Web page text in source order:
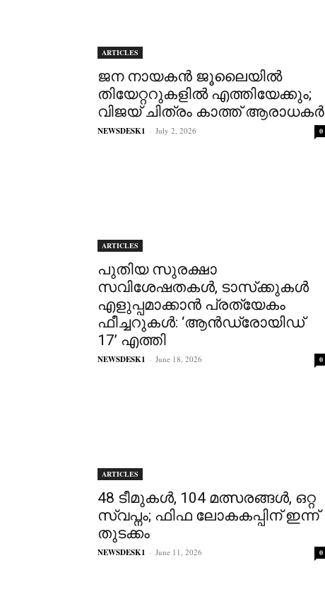
ARTICLES
ജന നായകന്‍ ജൂലൈയില്‍
തിയേറ്ററുകളില്‍ എത്തിയേക്കും;
വിജയ്‌ ചിത്രം കാത്ത് ആരാധകര്‍
NEWSDESK1 - July 2, 2026 0
ARTICLES
പുതിയ സുരക്ഷാ
സവിശേഷതകൾ, ടാസ്‌ക്കുകൾ
എളുപ്പമാക്കാൻ പ്രത്യേകം
ഫീച്ചറുകൾ: ‘ആൻഡ്രോയിഡ്
17’ എത്തി
NEWSDESK1 - June 18, 2026 0
ARTICLES
48 ടീമുകൾ, 104 മത്സരങ്ങൾ, ഒറ്റ
സ്വപ്നം; ഫിഫ ലോകകപ്പിന് ഇന്ന്
തുടക്കം
NEWSDESK1 - June 11, 2026 0